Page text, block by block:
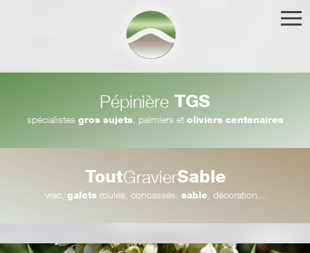
Pépinière TGS
spécialistes gros sujets, palmiers et oliviers centenaires
ToutGravierSable
vrac, galetsroulés, concassés, sable , décoration...